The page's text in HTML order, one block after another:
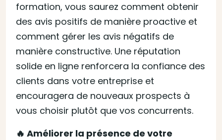
formation, vous saurez comment obtenir
des avis positifs de manière proactive et
comment gérer les avis négatifs de
manière constructive. Une réputation
solide en ligne renforcera la confiance des
clients dans votre entreprise et
encouragera de nouveaux prospects à
vous choisir plutôt que vos concurrents.
🔥 Améliorer la présence de votre